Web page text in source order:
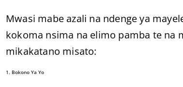
Mwasi mabe azali na ndenge ya
kokoma nsima na elimo pamba te na
mikakatano misato:
1. Bokono Ya Yo